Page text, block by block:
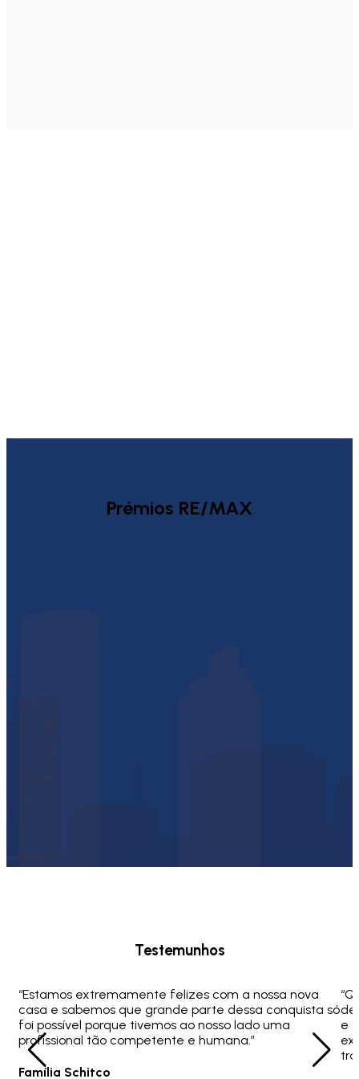
Prémios RE/MAX
Testemunhos
“Estamos extremamente felizes com a nossa nova
casa e sabemos que grande parte dessa conquista só
foi possível porque tivemos ao nosso lado uma
profissional tão competente e humana.”
Família Schitco
e